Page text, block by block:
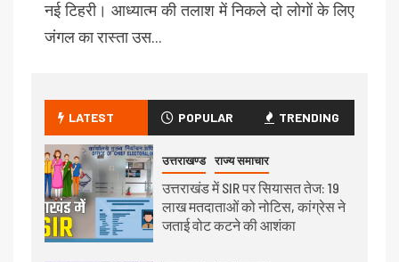
नई टिहरी। आध्यात्म की तलाश में निकले दो लोगों के लिए
जंगल का रास्ता उस…
LATEST POPULAR TRENDING
उत्तराखण्ड राज्य समाचार
उत्तराखंड में SIR पर सियासत तेज: 19
लाख मतदाताओं को नोटिस, कांग्रेस ने
जताई वोट कटने की आशंका